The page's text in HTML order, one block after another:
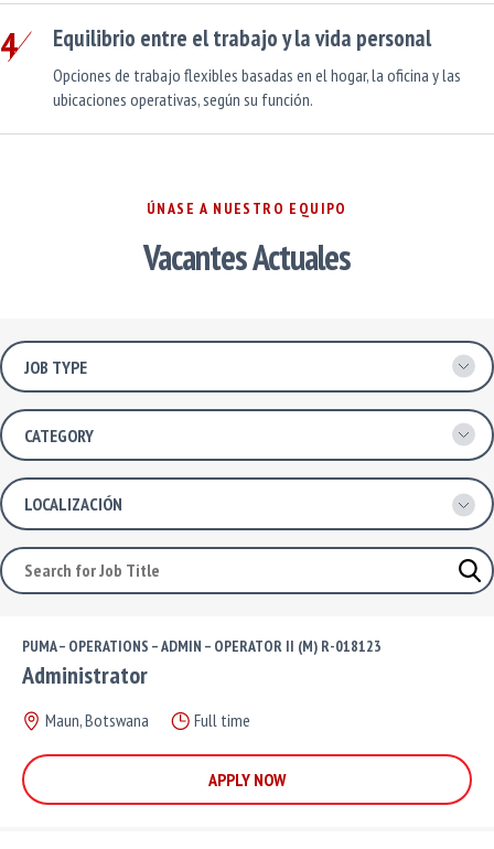
4 Equilibrio entre el trabajo y la vida personal
Opciones de trabajo flexibles basadas en el hogar, la oficina y las
ubicaciones operativas, según su función.
ÚNASE A NUESTRO EQUIPO
Vacantes Actuales
Job Type
Category
Localización
PUMA – OPERATIONS – ADMIN – OPERATOR II (M) R-018123
Administrator
Maun, Botswana Full time
APPLY NOW